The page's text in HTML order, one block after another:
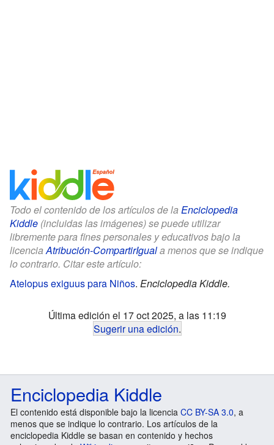
Todo el contenido de los artículos de la Enciclopedia
Kiddle (incluidas las imágenes) se puede utilizar
libremente para fines personales y educativos bajo la
licenciaAtribución-CompartirIguala menos que se indique
lo contrario. Citar este artículo:
Atelopus exiguus para Niños. Enciclopedia Kiddle.
Última edición el 17 oct 2025, a las 11:19
Sugerir una edición.
Enciclopedia Kiddle
El contenido está disponible bajo la licencia CC BY-SA 3.0, a
menos que se indique lo contrario. Los artículos de la
enciclopedia Kiddle se basan en contenido y hechos